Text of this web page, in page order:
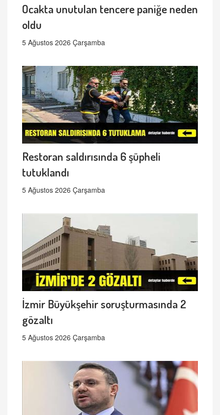
Ocakta unutulan tencere paniğe neden
oldu
5 Ağustos 2026 Çarşamba
Restoran saldırısında 6 şüpheli
tutuklandı
5 Ağustos 2026 Çarşamba
İzmir Büyükşehir soruşturmasında 2
gözaltı
5 Ağustos 2026 Çarşamba